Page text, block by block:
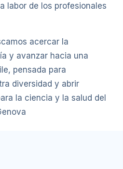
labor de los profesionales
acercar la
y avanzar hacia una
pensada para
diversidad y abrir
la ciencia y la salud del